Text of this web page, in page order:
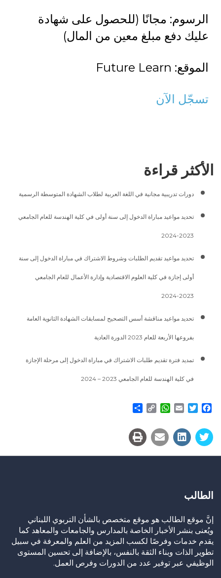
الرسوم: مجانًا (للحصول على شهادة
عليك دفع مبلغ معين من المال)
الموقع: Future Learn
تسجّل الآن
الأكثر قراءة
دورات تدريبية مجانية في اللغة العربية لطلاب الشهادة المتوسطة الرسمية
تحديد مواعيد مباراة الدخول إلى سنة أولى في كلية الهندسة للعام الجامعي
2023-2024
تحديد مواعيد تقديم الطلبات وشروط الاشتراك في مباراة الدخول إلى سنة
أولى إجازة في كلية العلوم الاقتصادية وإدارة الأعمال للعام الجامعي
2023-2024
تحديد مواعيد مناقشة أسس التصحيح لمسابقات الشهادة الثانوية العامة
بفروعها الأربعة للعام 2023 الدورة العادية
تمديد فترة تقديم طلبات الاشتراك في مباراة الدخول إلى مرحلة الإجازة
في كلية الهندسة للعام الجامعي 2023 – 2024
Facebook
Twitter
Email
WhatsApp
Copy
الطالب
إنَّ موقع الطالب هو موقع متخصص بالشأن التربوي اللبناني
ويُعنى بنشر الأخبار الخاصة بالمدارس والجامعات والمعاهد كما
يقدم خدمات وفرصًا لكسب المزيد من العلم والمعرفة في سبيل
تطوير الذات وبناء الثقة بالنفس، بالإضافة إلى تحسين المستوى
الوظيفي عبر توفير عدد من الدورات وفرص العمل.